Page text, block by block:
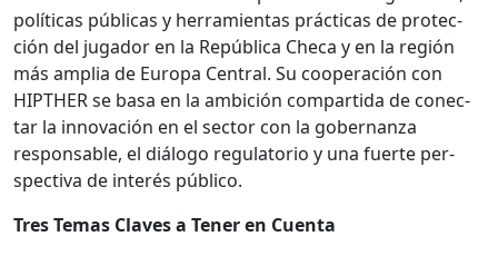
políti­cas públi­cas y her­ramien­tas prác­ti­cas de pro­tec­
ción del jugador en la Repúbli­ca Checa y en la región
más amplia de Europa Cen­tral. Su coop­eración con
HIPTHER se basa en la ambi­ción com­par­ti­da de conec­
tar la inno­vación en el sec­tor con la gob­er­nan­za
respon­s­able, el diál­o­go reg­u­la­to­rio y una fuerte per­
spec­ti­va de interés públi­co.
Tres Temas Claves a Ten­er en Cuen­ta